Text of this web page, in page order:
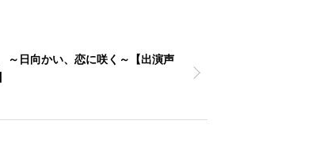
～日向かい、恋に咲く～【出演声